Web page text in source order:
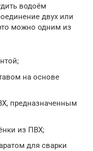
водоём
двух или
можно одним из
на основе
предназначенным
из ПВХ;
для сварки